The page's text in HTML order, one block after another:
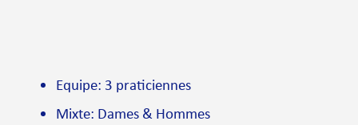
Equipe: 3 praticiennes
Mixte: Dames & Hommes